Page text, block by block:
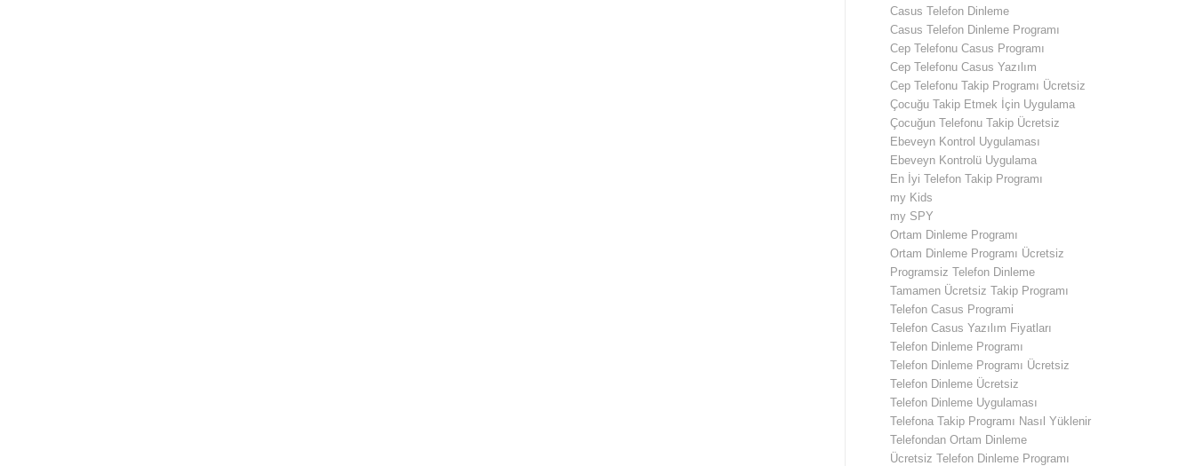
Casus Telefon Dinleme
Casus Telefon Dinleme Programı
Cep Telefonu Casus Programı
Cep Telefonu Casus Yazılım
Cep Telefonu Takip Programı Ücretsiz
Çocuğu Takip Etmek İçin Uygulama
Çocuğun Telefonu Takip Ücretsiz
Ebeveyn Kontrol Uygulaması
Ebeveyn Kontrolü Uygulama
En İyi Telefon Takip Programı
my Kids
my SPY
Ortam Dinleme Programı
Ortam Dinleme Programı Ücretsiz
Programsiz Telefon Dinleme
Tamamen Ücretsiz Takip Programı
Telefon Casus Programi
Telefon Casus Yazılım Fiyatları
Telefon Dinleme Programı
Telefon Dinleme Programı Ücretsiz
Telefon Dinleme Ücretsiz
Telefon Dinleme Uygulaması
Telefona Takip Programı Nasıl Yüklenir
Telefondan Ortam Dinleme
Ücretsiz Telefon Dinleme Programı